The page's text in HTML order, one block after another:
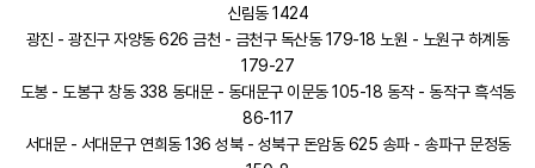
신림동 1424
광진 - 광진구 자양동 626 금천 - 금천구 독산동 179-18 노원 - 노원구 하계동
179-27
도봉 - 도봉구 창동 338 동대문 - 동대문구 이문동 105-18 동작 - 동작구 흑석동
86-117
서대문 - 서대문구 연희동 136 성북 - 성북구 돈암동 625 송파 - 송파구 문정동